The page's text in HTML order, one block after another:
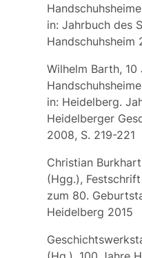
in: Jahrbuch des
Handschuhsheim
Wilhelm Barth, 10
in: Heidelberg.
Heidelberger
2008, S. 219-221
Christian
(Hgg.),
zum 80.
Heidelberg 2015